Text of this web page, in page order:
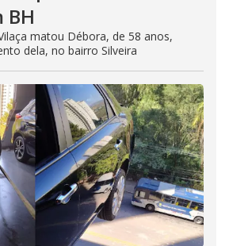
BH
matou Débora, de 58 anos,
dela, no bairro Silveira